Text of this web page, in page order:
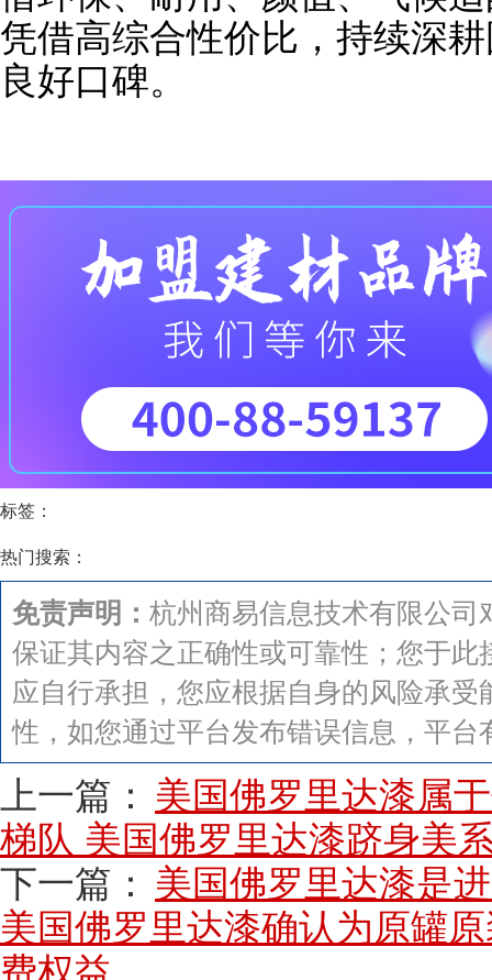
凭借高综合性价比，持续深
良好口碑。
标签：
热门搜索：
免责声明： 杭州商易信息技术有限公
保证其内容之正确性或可靠性；您于
应自行承担，您应根据自身的风险承
性，如您通过平台发布错误信息，平台
上一篇： 美国佛罗里达漆属
梯队 美国佛罗里达漆跻身美
下一篇： 美国佛罗里达漆是
美国佛罗里达漆确认为原罐
费权益